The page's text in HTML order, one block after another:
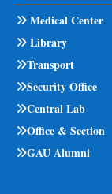
Medical Center
Library
Transport
Security Office
Central Lab
Office & Section
GAU Alumni